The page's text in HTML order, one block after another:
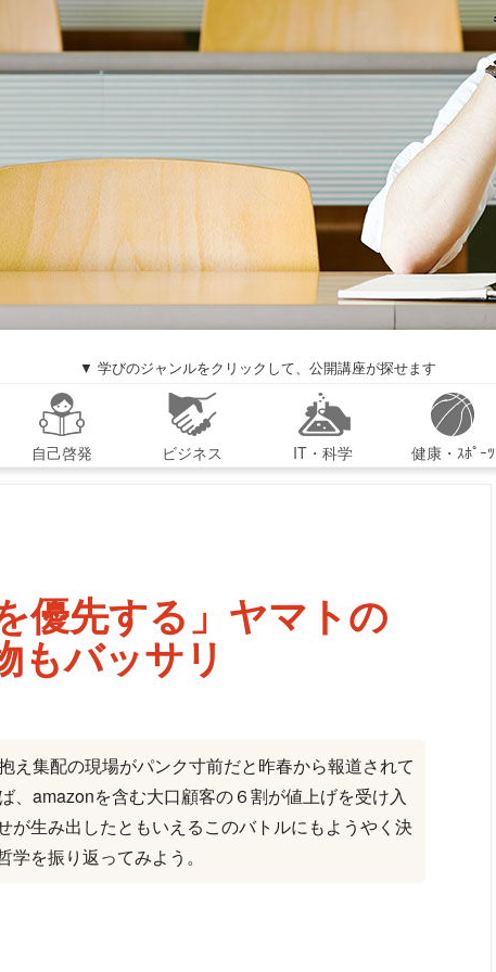
▼ 学びのジャンルをクリックして、公開講座が探せます
自己啓発 ビジネス IT・科学 健康・ｽﾎﾟｰﾂ
優先する」ヤマトの
もバッサリ
え集配の現場がパンク寸前だと昨春から報道されて
、amazonを含む大口顧客の６割が値上げを受け入
が生み出したともいえるこのバトルにもようやく決
を振り返ってみよう。